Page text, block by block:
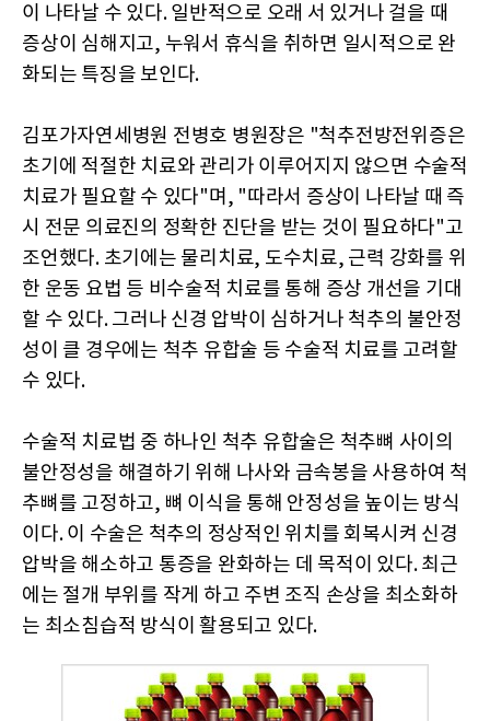
이 나타날 수 있다. 일반적으로 오래 서 있거나 걸을 때
증상이 심해지고, 누워서 휴식을 취하면 일시적으로 완
화되는 특징을 보인다.
김포가자연세병원 전병호 병원장은 "척추전방전위증은
초기에 적절한 치료와 관리가 이루어지지 않으면 수술적
치료가 필요할 수 있다"며, "따라서 증상이 나타날 때 즉
시 전문 의료진의 정확한 진단을 받는 것이 필요하다"고
조언했다. 초기에는 물리치료, 도수치료, 근력 강화를 위
한 운동 요법 등 비수술적 치료를 통해 증상 개선을 기대
할 수 있다. 그러나 신경 압박이 심하거나 척추의 불안정
성이 클 경우에는 척추 유합술 등 수술적 치료를 고려할
수 있다.
수술적 치료법 중 하나인 척추 유합술은 척추뼈 사이의
불안정성을 해결하기 위해 나사와 금속봉을 사용하여 척
추뼈를 고정하고, 뼈 이식을 통해 안정성을 높이는 방식
이다. 이 수술은 척추의 정상적인 위치를 회복시켜 신경
압박을 해소하고 통증을 완화하는 데 목적이 있다. 최근
에는 절개 부위를 작게 하고 주변 조직 손상을 최소화하
는 최소침습적 방식이 활용되고 있다.